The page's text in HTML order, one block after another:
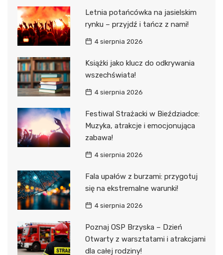
Letnia potańcówka na jasielskim
rynku – przyjdź i tańcz z nami!
4 sierpnia 2026
Książki jako klucz do odkrywania
wszechświata!
4 sierpnia 2026
Festiwal Strażacki w Bieździadce:
Muzyka, atrakcje i emocjonująca
zabawa!
4 sierpnia 2026
Fala upałów z burzami: przygotuj
się na ekstremalne warunki!
4 sierpnia 2026
Poznaj OSP Brzyska – Dzień
Otwarty z warsztatami i atrakcjami
dla całej rodziny!